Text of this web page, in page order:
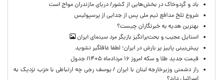
باد و گردوخاک در بخش‌هایی از کشور/ دریای مازندران مواج است
شروع تلخ مدافع تیم ملی پس از جدایی از پرسپولیس
بهترین هدیه به خبرنگاران چیست؟
استایل عجیب و بحث‌برانگیز بازیگر مرد سینمای ایران
پیش‌بینی پاییز پر بارش در ایران؛ لطفا غافلگیر نشوید
قیمت جدید طلا و سکه امروز ۱۶ مردادماه ۱۴۰۵/ جدول
راز دشمنی وزیرخارجه لبنان با ایران / یوسف رجی چه ارتباطی با حزب نزدیک به